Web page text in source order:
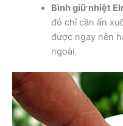
Bình giữ nhiệt
đỏ chỉ cần ấn
được ngay nên
ngoài.